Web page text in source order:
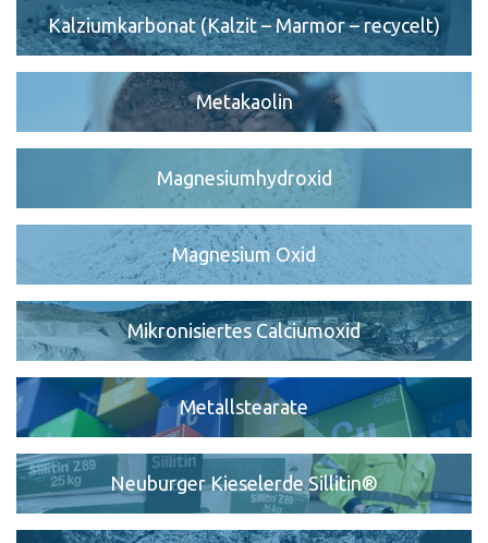
Kalziumkarbonat (Kalzit – Marmor – recycelt)
Metakaolin
Magnesiumhydroxid
Magnesium Oxid
Mikronisiertes Calciumoxid
Metallstearate
Neuburger Kieselerde Sillitin®